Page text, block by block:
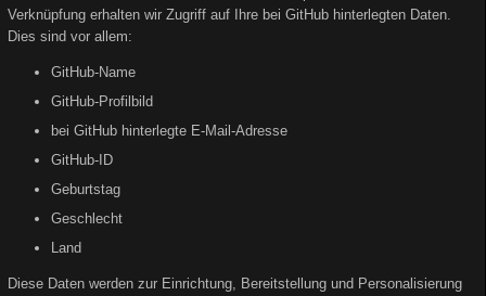
Verknüpfung erhalten wir Zugriff auf Ihre bei GitHub hinterlegten Daten.
Dies sind vor allem:
GitHub-Name
GitHub-Profilbild
bei GitHub hinterlegte E-Mail-Adresse
GitHub-ID
Geburtstag
Geschlecht
Land
Diese Daten werden zur Einrichtung, Bereitstellung und Personalisierung